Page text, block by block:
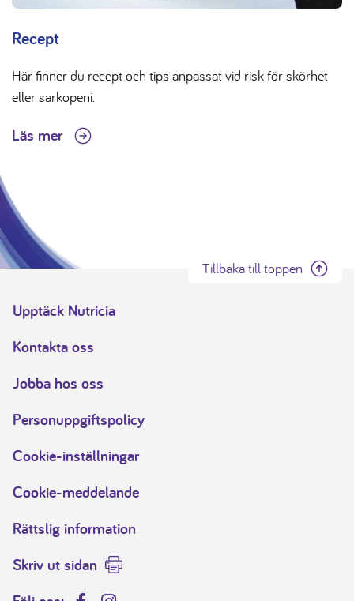
Recept
Här finner du recept och tips anpassat vid risk för skörhet
eller sarkopeni.
Läs mer
Tillbaka till toppen
Upptäck Nutricia
Kontakta oss
Jobba hos oss
Personuppgiftspolicy
Cookie-inställningar
Cookie-meddelande
Rättslig information
Skriv ut sidan